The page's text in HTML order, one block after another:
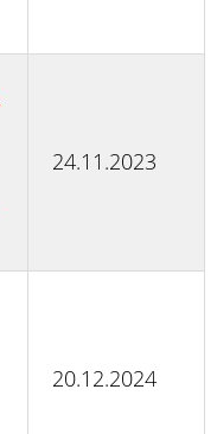
24.11.2023
20.12.2024